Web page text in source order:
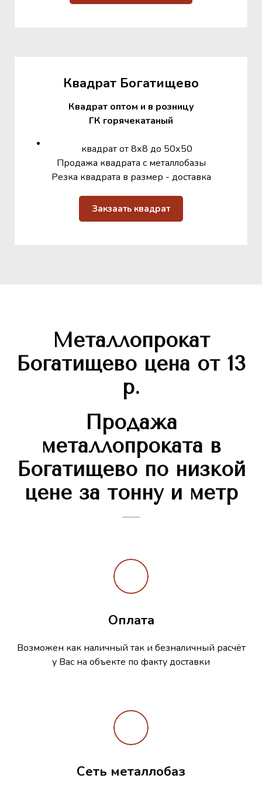
Квадрат Богатищево
Квадрат оптом и в розницу
ГК горячекатаный
квадрат от 8х8 до 50х50
Продажа квадрата с металлобазы
Резка квадрата в размер - доставка
Закзаать квадрат
Металлопрокат
Богатищево цена от 13
р.
Продажа
металлопроката в
Богатищево по низкой
цене за тонну и метр
Оплата
Возможен как наличный так и безналичный расчёт
у Вас на объекте по факту доставки
Сеть металлобаз